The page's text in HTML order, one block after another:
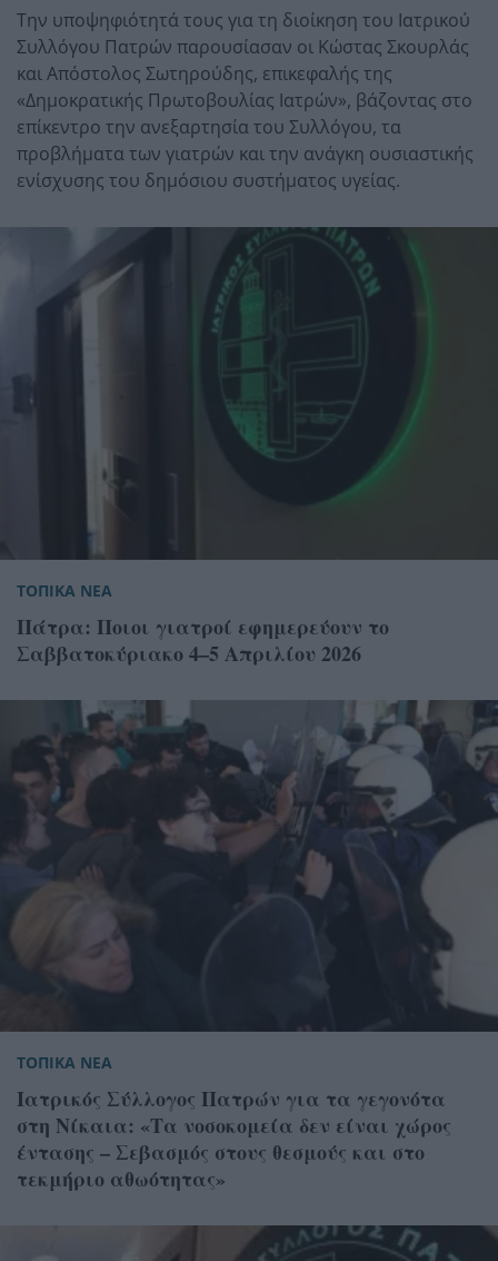
Την υποψηφιότητά τους για τη διοίκηση του Ιατρικού
Συλλόγου Πατρών παρουσίασαν οι Κώστας Σκουρλάς
και Απόστολος Σωτηρούδης, επικεφαλής της
«Δημοκρατικής Πρωτοβουλίας Ιατρών», βάζοντας στο
επίκεντρο την ανεξαρτησία του Συλλόγου, τα
προβλήματα των γιατρών και την ανάγκη ουσιαστικής
ενίσχυσης του δημόσιου συστήματος υγείας.
ΤΟΠΙΚΑ ΝΕΑ
Πάτρα: Ποιοι γιατροί εφημερεύουν το
Σαββατοκύριακο 4–5 Απριλίου 2026
ΤΟΠΙΚΑ ΝΕΑ
Ιατρικός Σύλλογος Πατρών για τα γεγονότα
στη Νίκαια: «Τα νοσοκομεία δεν είναι χώρος
έντασης – Σεβασμός στους θεσμούς και στο
τεκμήριο αθωότητας»